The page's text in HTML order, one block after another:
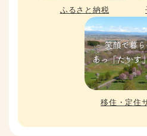
ふるさと納税
移住・定住